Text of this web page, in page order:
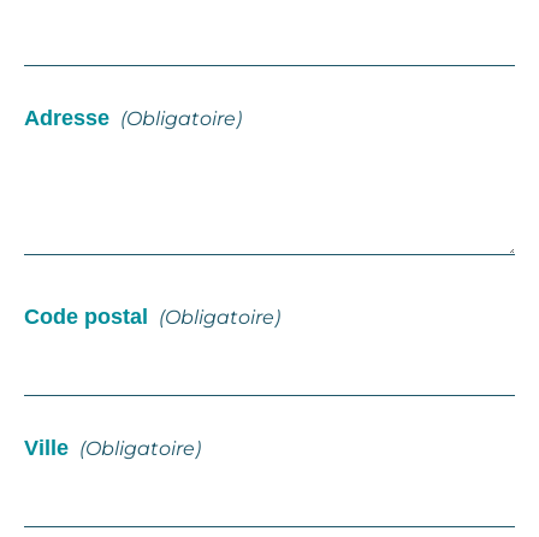
Adresse (obligatoire)
Code postal (obligatoire)
Ville (obligatoire)